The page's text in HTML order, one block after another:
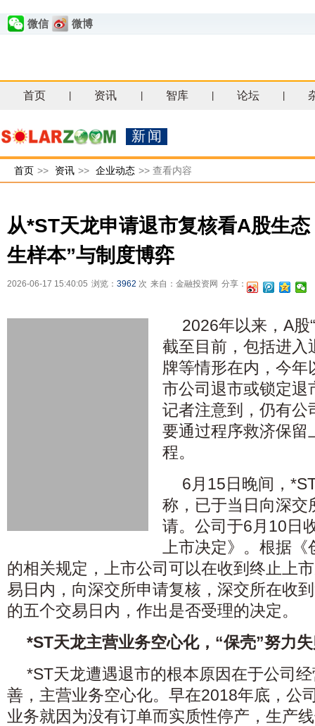
微信 微博
首页 资讯 智库 论坛
新闻
首页 >> 资讯 >> 企业动态 >> 查看内容
从*ST天龙申请退市复核看A股生
生样本”与制度博弈
2026-06-17 15:40:05 浏览： 3962 次 来自：金融投资网 分享：
2026年以来，A股
截至目前，包括进入
牌等情形在内，今
市公司退市或锁定退
记者注意到，仍有公
要通过程序救济保留
程。
6月15日晚间，
称，已于当日向深交
请。公司于6月10日
上市决定》。根据
的相关规定，上市公司可以在收到终止上
易日内，向深交所申请复核，深交所在收
的五个交易日内，作出是否受理的决定。
*ST天龙主营业务空心化，“保壳”努力
*ST天龙遭遇退市的根本原因在于公司
善，主营业务空心化。早在2018年底，公
业务就因为没有订单而实质性停产，生产